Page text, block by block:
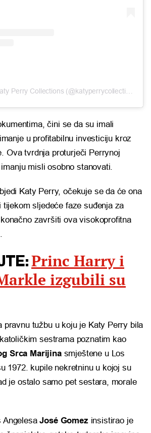
A post shared by Katy Perry Collections (@katyperrycollections)
čini se da su imali
u profitabilnu investiciju kroz
Ova tvrdnja proturječi Perrynoj
misli osobno stanovati.
Katy Perry, očekuje se da će ona
tijekom sljedeće faze suđenja za
završiti ova visokoprofitna
Princ Harry i
izgubili su
pravnu tužbu u koju je Katy Perry bila
sestrama poznatim kao
Srca Marijinasmještene u Los
1972. kupile nekretninu u kojoj su
je ostalo samo pet sestara, morale
AngelesaJosé Gomezinsistirao je